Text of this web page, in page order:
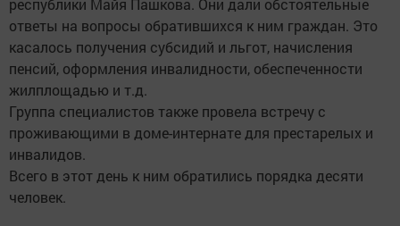
республики Майя Пашкова. Они дали обстоятельные
ответы на вопросы обратившихся к ним граждан. Это
касалось получения субсидий и льгот, начисления
пенсий, оформления инвалидности, обеспеченности
жилплощадью и т.д.
Группа специалистов также провела встречу с
проживающими в доме-интернате для престарелых и
инвалидов.
Всего в этот день к ним обратились порядка десяти
человек.